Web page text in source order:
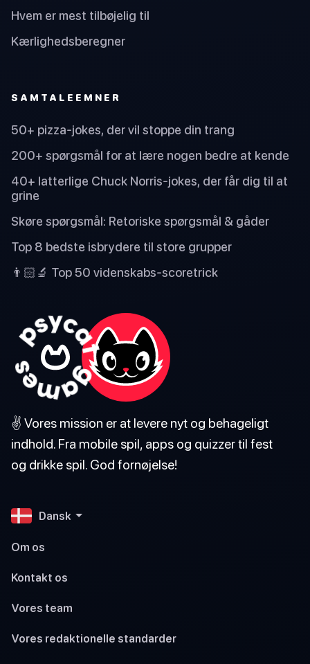
Hvem er mest tilbøjelig til
Kærlighedsberegner
SAMTALEEMNER
50+ pizza-jokes, der vil stoppe din trang
200+ spørgsmål for at lære nogen bedre at kende
40+ latterlige Chuck Norris-jokes, der får dig til at
grine
Skøre spørgsmål: Retoriske spørgsmål & gåder
Top 8 bedste isbrydere til store grupper
👨🏻‍🔬 Top 50 videnskabs-scoretrick
✌️ Vores mission er at levere nyt og behageligt
indhold. Fra mobile spil, apps og quizzer til fest
og drikke spil. God fornøjelse!
Dansk
Om os
Kontakt os
Vores team
Vores redaktionelle standarder